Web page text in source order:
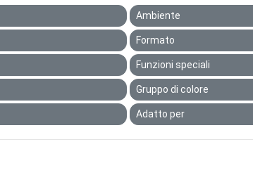
Ambiente
Formato
Funzioni speciali
Gruppo di colore
Adatto per